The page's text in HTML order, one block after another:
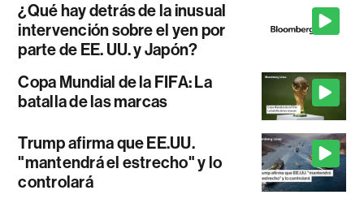
¿Qué hay detrás de la inusual
intervención sobre el yen por
parte de EE. UU. y Japón?
Copa Mundial de la FIFA: La
batalla de las marcas
Trump afirma que EE.UU.
"mantendrá el estrecho" y lo
controlará